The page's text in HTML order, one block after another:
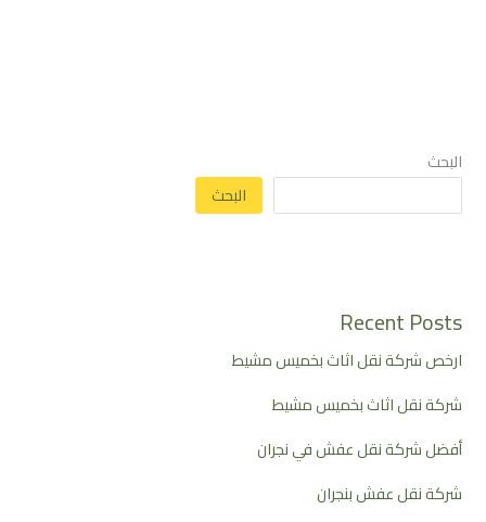
البحث
البحث
Recent Posts
ارخص شركة نقل اثاث بخميس مشيط
شركة نقل اثاث بخميس مشيط
أفضل شركة نقل عفش في نجران
شركة نقل عفش بنجران